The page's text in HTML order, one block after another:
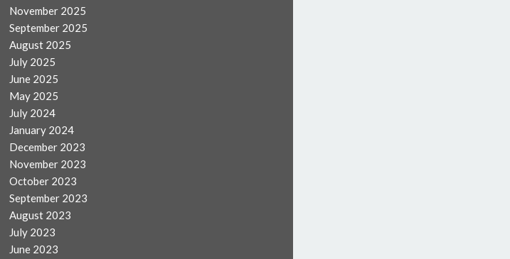
November 2025
September 2025
August 2025
July 2025
June 2025
May 2025
July 2024
January 2024
December 2023
November 2023
October 2023
September 2023
August 2023
July 2023
June 2023